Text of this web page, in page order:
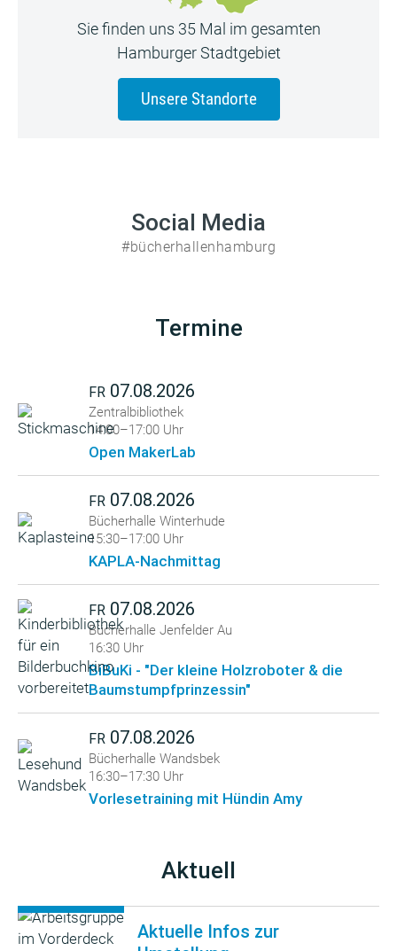
Sie finden uns 35 Mal im gesamten
Hamburger Stadtgebiet
Unsere Standorte
Social Media
#bücherhallenhamburg
Termine
FR 07.08.2026
Zentralbibliothek
14:00–17:00 Uhr
Open MakerLab
FR 07.08.2026
Bücherhalle Winterhude
15:30–17:00 Uhr
KAPLA-Nachmittag
FR 07.08.2026
Bücherhalle Jenfelder Au
16:30 Uhr
BiBuKi - "Der kleine Holzroboter & die
Baumstumpfprinzessin"
FR 07.08.2026
Bücherhalle Wandsbek
16:30–17:30 Uhr
Vorlesetraining mit Hündin Amy
Aktuell
Aktuelle Infos zur